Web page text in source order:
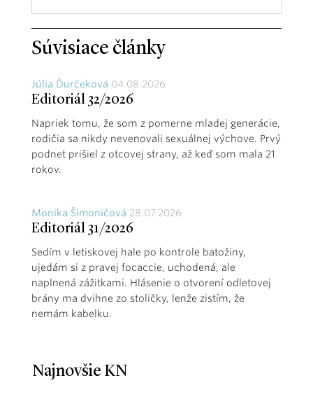
Súvisiace články
Júlia Ďurčeková 04.08.2026
Editoriál 32/2026
Napriek tomu, že som z pomerne mladej generácie,
rodičia sa nikdy nevenovali sexuálnej výchove. Prvý
podnet prišiel z otcovej strany, až keď som mala 21
rokov.
Monika Šimoničová 28.07.2026
Editoriál 31/2026
Sedím v letiskovej hale po kontrole batožiny,
ujedám si z pravej focaccie, uchodená, ale
naplnená zážitkami. Hlásenie o otvorení odletovej
brány ma dvihne zo stoličky, lenže zistím, že
nemám kabelku.
Najnovšie KN